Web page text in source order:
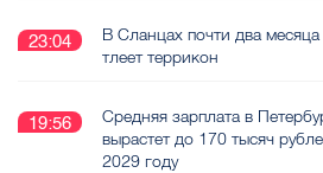
23:04
В Сланцах почти два месяца
тлеет террикон
19:56
Средняя зарплата в
вырастет до 170 тысяч
2029 году